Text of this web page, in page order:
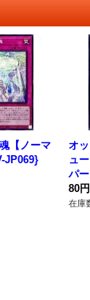
【ノーマ
JP069}
オ
ュ
パ
《エ
80円
在庫